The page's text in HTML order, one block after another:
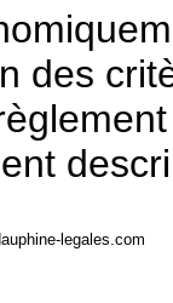
des
legales.com